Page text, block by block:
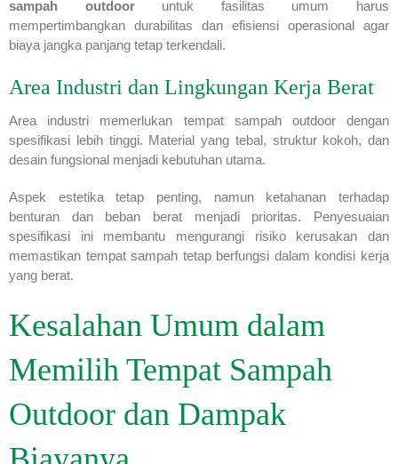
sampah outdooruntuk fasilitas umum harus
mempertimbangkan durabilitas dan efisiensi operasional agar
biaya jangka panjang tetap terkendali.
Area Industri dan Lingkungan Kerja Berat
Area industri memerlukan tempat sampah outdoor dengan
spesifikasi lebih tinggi. Material yang tebal, struktur kokoh, dan
desain fungsional menjadi kebutuhan utama.
Aspek estetika tetap penting, namun ketahanan terhadap
benturan dan beban berat menjadi prioritas. Penyesuaian
spesifikasi ini membantu mengurangi risiko kerusakan dan
memastikan tempat sampah tetap berfungsi dalam kondisi kerja
yang berat.
Kesalahan Umum dalam
Memilih Tempat Sampah
Outdoor dan Dampak